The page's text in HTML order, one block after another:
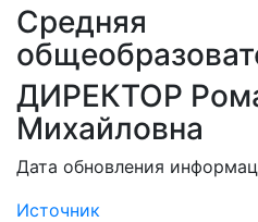
Средняя
ДИРЕКТОР
Михайловна
Дата обновления
Источник